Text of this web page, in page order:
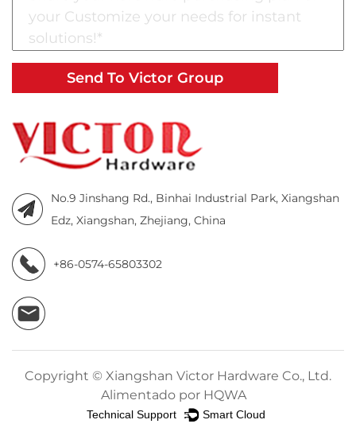
No.9 Jinshang Rd., Binhai Industrial Park, Xiangshan
Edz, Xiangshan, Zhejiang, China
+86-0574-65803302
Copyright © Xiangshan Victor Hardware Co., Ltd.
Alimentado por HQWA